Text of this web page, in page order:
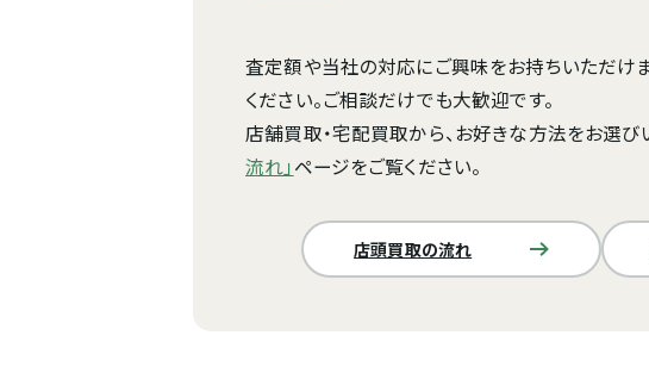
査定額や当社の対応にご興味をお持ちいただけ
ください。ご相談だけでも大歓迎です。
店舗買取・宅配買取から、お好きな方法をお選び
流れ」ページをご覧ください。
店頭買取の流れ